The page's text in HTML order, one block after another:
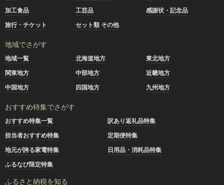
加工食品
工芸品
感謝状・記念品
旅行・チケット
セット類 その他
地域でさがす
地域一覧 北海道地方
東北地方
関東地方
中部地方
近畿地方
中国地方
四国地方 九州地方
おすすめ特集でさがす
おすすめ特集一覧
訳あり返礼品特集
担当者おすすめ特集
定期便特集
地元が誇る家電特集
日用品・消耗品特集
ふるなび限定特集
ふるさと納税を知る